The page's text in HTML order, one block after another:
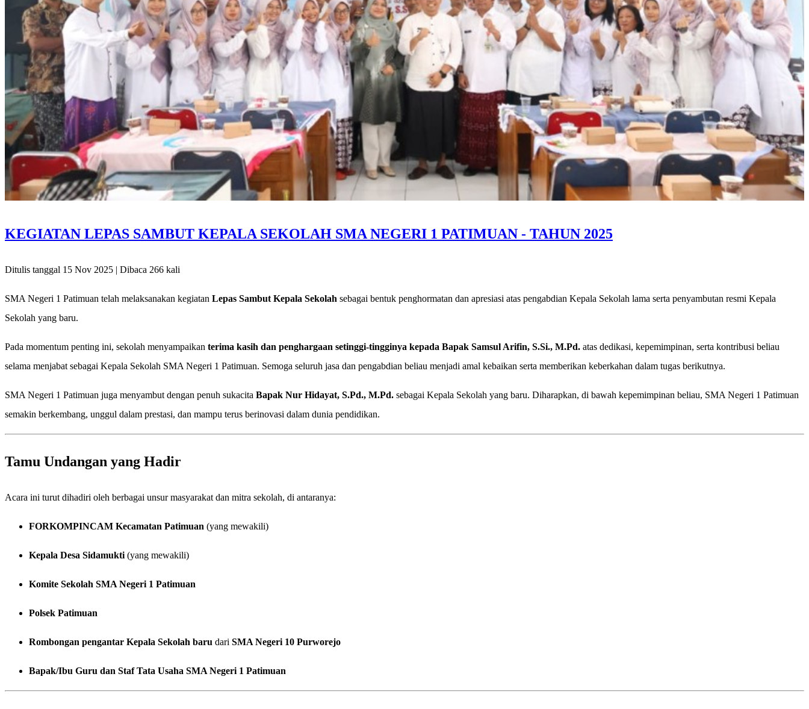
KEGIATAN LEPAS SAMBUT KEPALA SEKOLAH SMA NEGERI 1 PATIMUAN - TAHUN 2025
Ditulis tanggal 15 Nov 2025 | Dibaca 266 kali
SMA Negeri 1 Patimuan telah melaksanakan kegiatan Lepas Sambut Kepala Sekolah sebagai bentuk penghormatan dan apresiasi atas pengabdian Kepala Sekolah lama serta penyambutan resmi Kepala
Sekolah yang baru.
Pada momentum penting ini, sekolah menyampaikan terima kasih dan penghargaan setinggi-tingginya kepada Bapak Samsul Arifin, S.Si., M.Pd. atas dedikasi, kepemimpinan, serta kontribusi beliau
selama menjabat sebagai Kepala Sekolah SMA Negeri 1 Patimuan. Semoga seluruh jasa dan pengabdian beliau menjadi amal kebaikan serta memberikan keberkahan dalam tugas berikutnya.
SMA Negeri 1 Patimuan juga menyambut dengan penuh sukacita Bapak Nur Hidayat, S.Pd., M.Pd. sebagai Kepala Sekolah yang baru. Diharapkan, di bawah kepemimpinan beliau, SMA Negeri 1 Patimuan
semakin berkembang, unggul dalam prestasi, dan mampu terus berinovasi dalam dunia pendidikan.
Tamu Undangan yang Hadir
Acara ini turut dihadiri oleh berbagai unsur masyarakat dan mitra sekolah, di antaranya:
FORKOMPINCAM Kecamatan Patimuan (yang mewakili)
Kepala Desa Sidamukti (yang mewakili)
Komite Sekolah SMA Negeri 1 Patimuan
Polsek Patimuan
Rombongan pengantar Kepala Sekolah baru dari SMA Negeri 10 Purworejo
Bapak/Ibu Guru dan Staf Tata Usaha SMA Negeri 1 Patimuan